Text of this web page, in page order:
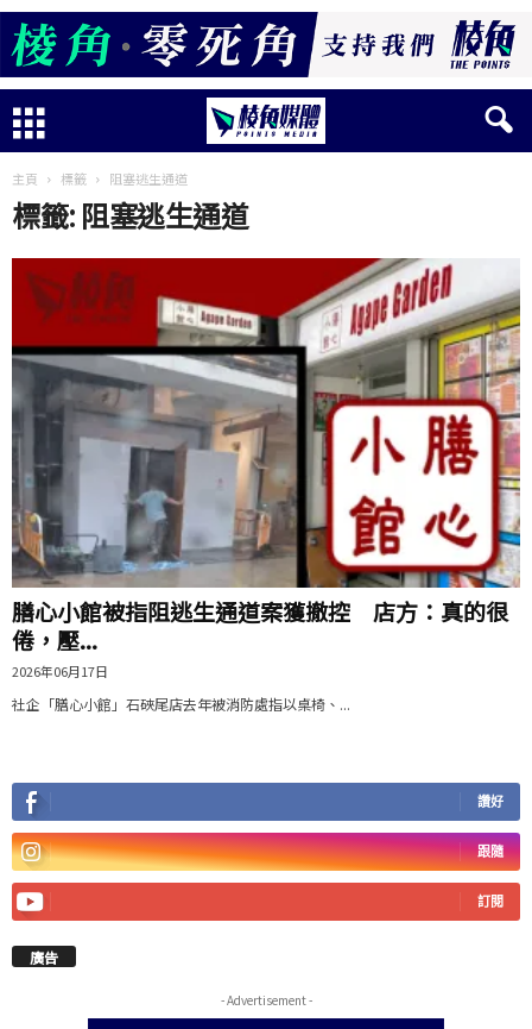
主頁 標籤 阻塞逃生通道
標籤: 阻塞逃生通道
膳心小館被指阻逃生通道案獲撤控 店方：真的很
倦，壓...
2026年06月17日
社企「膳心小館」石硤尾店去年被消防處指以桌椅、...
讚好
跟隨
訂閱
廣告
- Advertisement -